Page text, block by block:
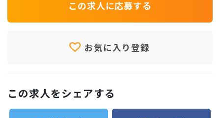
採用条件
SNS運用経験
この求人に応募する
お気に入り登録
この求人をシェアする